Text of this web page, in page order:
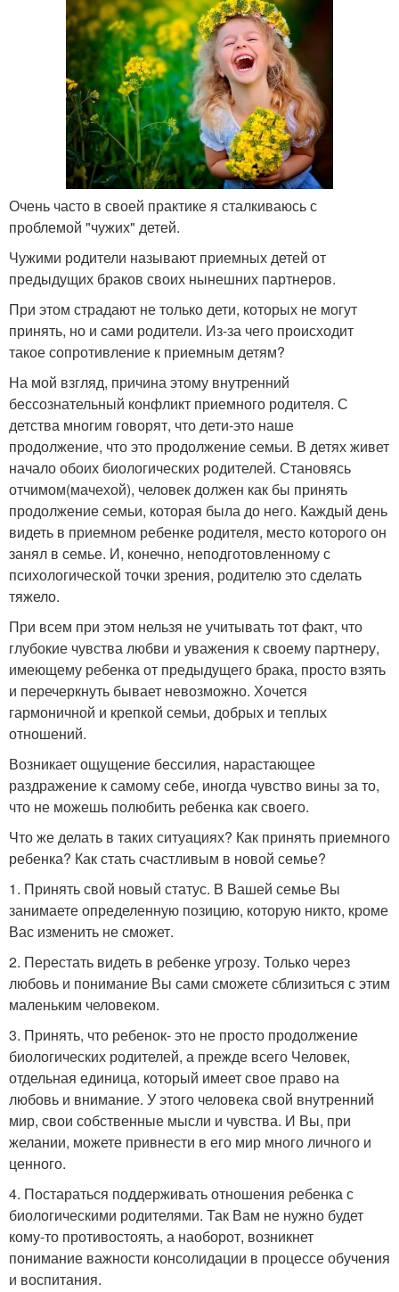
Очень часто в своей практике я сталкиваюсь с
проблемой "чужих" детей.
Чужими родители называют приемных детей от
предыдущих браков своих нынешних партнеров.
При этом страдают не только дети, которых не могут
принять, но и сами родители. Из-за чего происходит
такое сопротивление к приемным детям?
На мой взгляд, причина этому внутренний
бессознательный конфликт приемного родителя. С
детства многим говорят, что дети-это наше
продолжение, что это продолжение семьи. В детях живет
начало обоих биологических родителей. Становясь
отчимом(мачехой), человек должен как бы принять
продолжение семьи, которая была до него. Каждый день
видеть в приемном ребенке родителя, место которого он
занял в семье. И, конечно, неподготовленному с
психологической точки зрения, родителю это сделать
тяжело.
При всем при этом нельзя не учитывать тот факт, что
глубокие чувства любви и уважения к своему партнеру,
имеющему ребенка от предыдущего брака, просто взять
и перечеркнуть бывает невозможно. Хочется
гармоничной и крепкой семьи, добрых и теплых
отношений.
Возникает ощущение бессилия, нарастающее
раздражение к самому себе, иногда чувство вины за то,
что не можешь полюбить ребенка как своего.
Что же делать в таких ситуациях? Как принять приемного
ребенка? Как стать счастливым в новой семье?
1. Принять свой новый статус. В Вашей семье Вы
занимаете определенную позицию, которую никто, кроме
Вас изменить не сможет.
2. Перестать видеть в ребенке угрозу. Только через
любовь и понимание Вы сами сможете сблизиться с этим
маленьким человеком.
3. Принять, что ребенок- это не просто продолжение
биологических родителей, а прежде всего Человек,
отдельная единица, который имеет свое право на
любовь и внимание. У этого человека свой внутренний
мир, свои собственные мысли и чувства. И Вы, при
желании, можете привнести в его мир много личного и
ценного.
4. Постараться поддерживать отношения ребенка с
биологическими родителями. Так Вам не нужно будет
кому-то противостоять, а наоборот, возникнет
понимание важности консолидации в процессе обучения
и воспитания.